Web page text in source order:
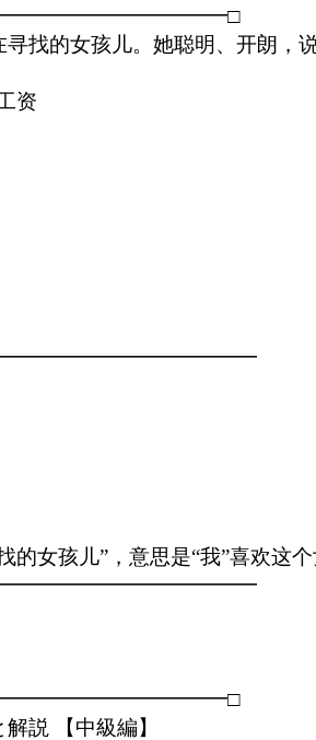
找的女孩儿。她聪明、开朗
资
的女孩儿”，意思是“我”喜欢这
説 【中級編】